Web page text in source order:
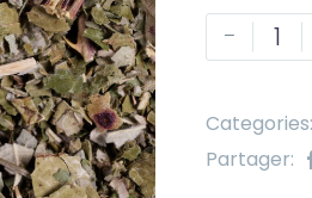
-
Categories:
Partager: